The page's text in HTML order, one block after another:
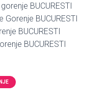
BUCURESTI
BUCURESTI
BUCURESTI
BUCURESTI